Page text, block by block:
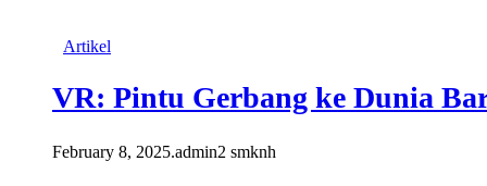
Artikel
VR: Pintu Gerbang ke Dunia
February 8, 2025.admin2 smknh